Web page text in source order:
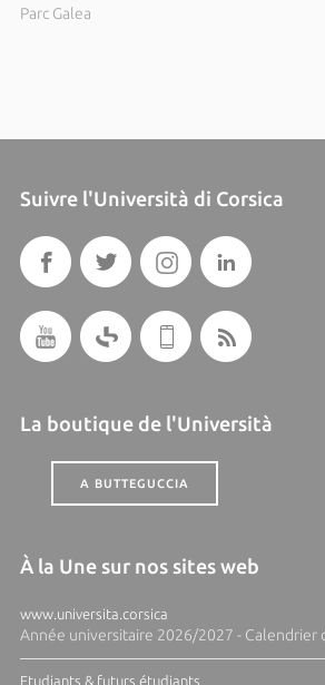
Parc Galea
Suivre l'Università di Corsica
La boutique de l'Università
A BUTTEGUCCIA
À la Une sur nos sites web
www.universita.corsica
Année universitaire 2026/2027 - Calendrier
Etudiants & futurs étudiants